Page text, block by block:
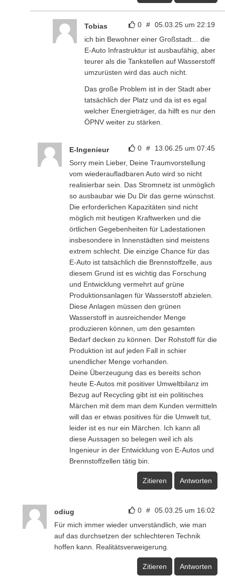
0 # 05.03.25 um 22:19
Tobias
ich bin Bewohner einer Großstadt… die
E-Auto Infrastruktur ist ausbaufähig, aber
teurer als die Tankstellen auf Wasserstoff
umzurüsten wird das auch nicht.
Das große Problem ist in der Stadt aber
tatsächlich der Platz und da ist es egal
welcher Energieträger, da hilft es nur den
ÖPNV weiter zu stärken.
0 # 13.06.25 um 07:45
E-Ingenieur
Sorry mein Lieber, Deine Traumvorstellung
vom wiederaufladbaren Auto wird so nicht
realisierbar sein. Das Stromnetz ist unmöglich
so ausbaubar wie Du Dir das gerne wünschst.
Die erforderlichen Kapazitäten sind nicht
möglich mit heutigen Kraftwerken und die
örtlichen Gegebenheiten für Ladestationen
insbesondere in Innenstädten sind meistens
extrem schlecht. Die einzige Chance für das
E-Auto ist tatsächlich die Brennstoffzelle, aus
diesem Grund ist es wichtig das Forschung
und Entwicklung vermehrt auf grüne
Produktionsanlagen für Wasserstoff abzielen.
Diese Anlagen müssen den grünen
Wasserstoff in ausreichender Menge
produzieren können, um den gesamten
Bedarf decken zu können. Der Rohstoff für die
Produktion ist auf jeden Fall in schier
unendlicher Menge vorhanden.
Deine Überzeugung das es bereits schon
heute E-Autos mit positiver Umweltbilanz im
Bezug auf Recycling gibt ist ein politisches
Märchen mit dem man dem Kunden vermitteln
will das er etwas positives für die Umwelt tut,
leider ist es nur ein Märchen. Ich kann all
diese Aussagen so belegen weil ich als
Ingenieur in der Entwicklung von E-Autos und
Brennstoffzellen tätig bin.
Zitieren Antworten
0 # 05.03.25 um 16:02
odiug
Für mich immer wieder unverständlich, wie man
auf das durchsetzen der schlechteren Technik
hoffen kann. Realitätsverweigerung.
Zitieren Antworten